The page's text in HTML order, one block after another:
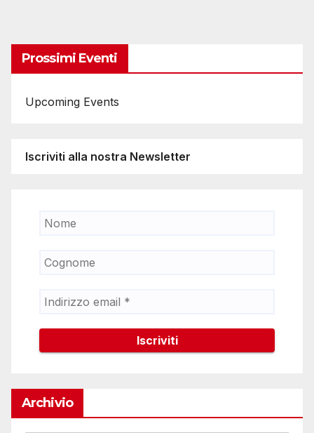
Prossimi Eventi
Upcoming Events
Iscriviti alla nostra Newsletter
Archivio